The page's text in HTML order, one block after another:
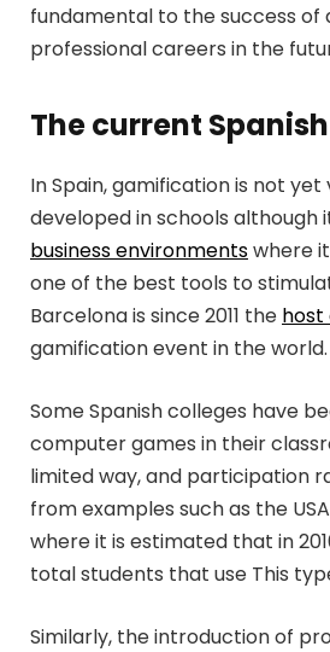
fundamental to the success of
professional careers in the
The current
In Spain, gamification is not yet
developed in schools although
business environmentswhere
one of the best tools to
Barcelona is since 2011 the host
gamification event in the world.
Some Spanish colleges have
computer games in their
limited way, and participation
from examples such as the
where it is estimated that in
total students that use This
Similarly, the introduction of